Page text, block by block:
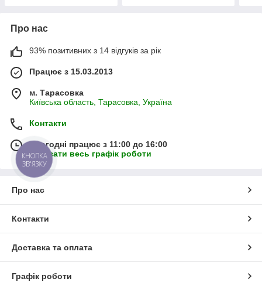
Про нас
93% позитивних з 14 відгуків за рік
Працює з 15.03.2013
м. Тарасовка
Київська область, Тарасовка, Україна
Контакти
Сьогодні працює з 11:00 до 16:00
Показати весь графік роботи
Про нас
Контакти
Доставка та оплата
Графік роботи
КНОПКА
ЗВ'ЯЗКУ